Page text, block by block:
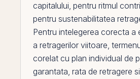
capitalului, pentru ritmul
pentru sustenabilitatea
Pentru intelegerea corecta a
a retragerilor viitoare,
corelat cu plan individual de
garantata, rata de retragere